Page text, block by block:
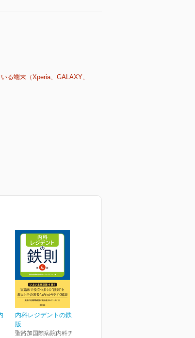
る端末（Xperia、GALAXY、
内科レジデントの鉄則 第4
版
聖路加国際病院内科チーフレ